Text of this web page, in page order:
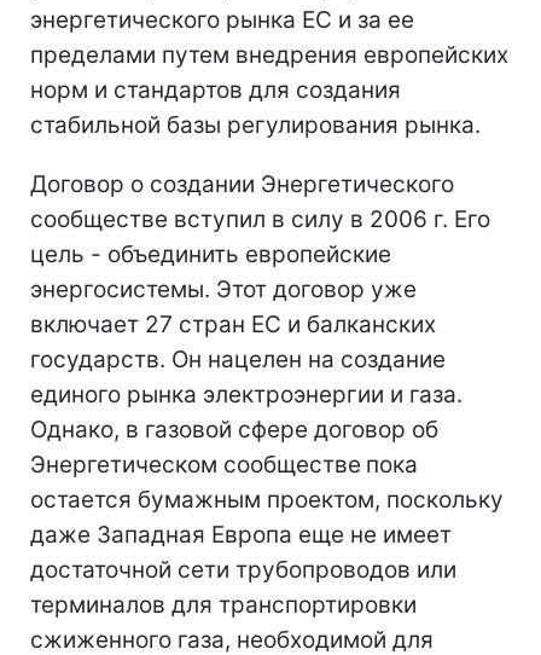
энергетического рынка ЕС и за ее
пределами путем внедрения европейских
норм и стандартов для создания
стабильной базы регулирования рынка.
Договор о создании Энергетического
сообществе вступил в силу в 2006 г. Его
цель - объединить европейские
энергосистемы. Этот договор уже
включает 27 стран ЕС и балканских
государств. Он нацелен на создание
единого рынка электроэнергии и газа.
Однако, в газовой сфере договор об
Энергетическом сообществе пока
остается бумажным проектом, поскольку
даже Западная Европа еще не имеет
достаточной сети трубопроводов или
терминалов для транспортировки
сжиженного газа, необходимой для